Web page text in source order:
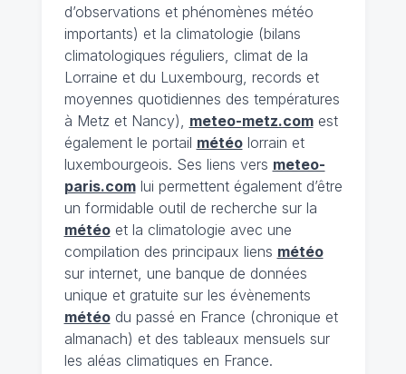
d’observations et phénomènes météo
importants) et la climatologie (bilans
climatologiques réguliers, climat de la
Lorraine et du Luxembourg, records et
moyennes quotidiennes des températures
à Metz et Nancy), meteo-metz.comest
également le portail météolorrain et
luxembourgeois. Ses liens vers meteo-
paris.comlui permettent également d’être
un formidable outil de recherche sur la
météoet la climatologie avec une
compilation des principaux liens météo
sur internet, une banque de données
unique et gratuite sur les évènements
météodu passé en France (chronique et
almanach) et des tableaux mensuels sur
les aléas climatiques en France.